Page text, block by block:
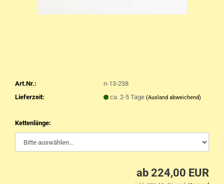
Art.Nr.:
n-13-238
Lieferzeit:
ca. 2-5 Tage (Ausland abweichend)
Kettenlänge:
ab 224,00 EUR